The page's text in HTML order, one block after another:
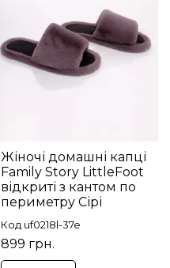
Жіночі домашні капці
Family Story LittleFoot
відкриті з кантом по
периметру Сірі
Код uf0218l-37e
899 грн.